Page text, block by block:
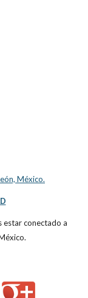
México.
estar conectado a